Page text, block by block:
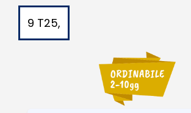
9 T25,